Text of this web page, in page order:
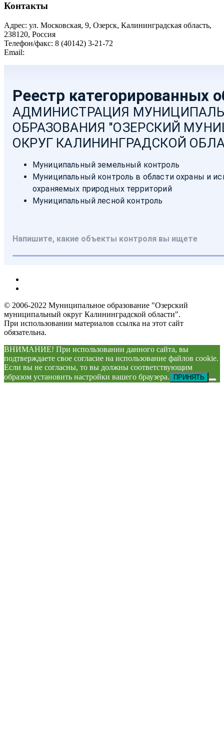
Контакты
Адрес: ул. Московская, 9, Озерск, Калининградская область,
238120, Россия
Телефон/факс: 8 (40142) 3-21-72
Email:
© 2006-2022 Муниципальное образование "Озерский
муниципальный округ Калининградской области".
При использовании материалов ссылка на этот сайт
обязательна.
ВНИМАНИЕ! При использовании данного сайта, вы
подтверждаете свое согласие на использование файлов cookie.
Если вы не согласны, то вы должны соответствующим
образом установить настройки вашего браузера.
ПРИНЯТЬ